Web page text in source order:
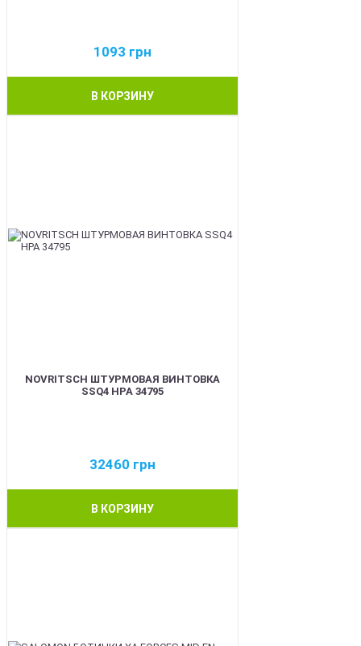
1093 грн
В КОРЗИНУ
NOVRITSCH ШТУРМОВАЯ ВИНТОВКА
SSQ4 HPA 34795
32460 грн
В КОРЗИНУ